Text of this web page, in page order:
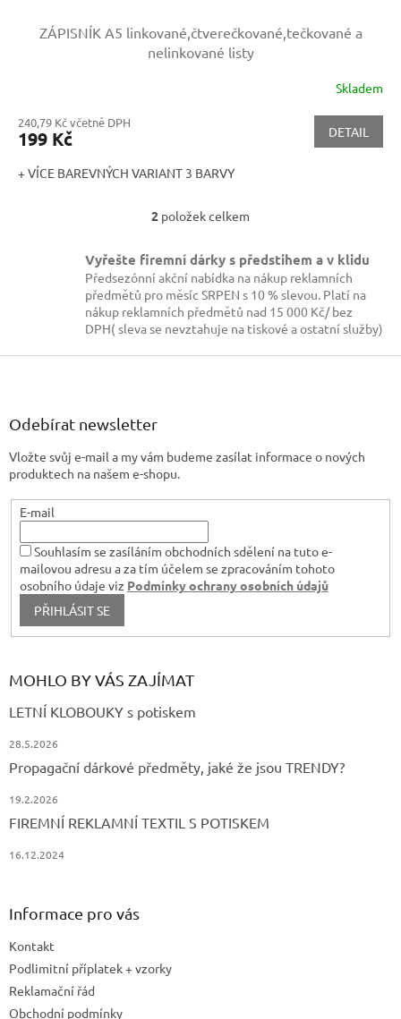
ZÁPISNÍK A5 linkované,čtverečkované,tečkované a
nelinkované listy
Skladem
240,79 Kč včetně DPH
199 Kč DETAIL
+ VÍCE BAREVNÝCH VARIANT 3 BARVY
O
l
á
d
a
c
p
ý
i
2 položek celkem
Vyřešte firemní dárky s předstihem a v klidu
Předsezónní akční nabídka na nákup reklamních
předmětů pro měsíc SRPEN s 10 % slevou. Platí na
nákup reklamních předmětů nad 15 000 Kč/ bez
DPH( sleva se nevztahuje na tiskové a ostatní služby)
Z
Odebírat newsletter
Vložte svůj e-mail a my vám budeme zasílat informace o nových
produktech na našem e-shopu.
E-mail
Souhlasím se zasíláním obchodních sdělení na tuto e-
mailovou adresu a za tím účelem se zpracováním tohoto
osobního údaje viz Podmínky ochrany osobních údajů
PŘIHLÁSIT SE
MOHLO BY VÁS ZAJÍMAT
LETNÍ KLOBOUKY s potiskem
28.5.2026
Propagační dárkové předměty, jaké že jsou TRENDY?
19.2.2026
FIREMNÍ REKLAMNÍ TEXTIL S POTISKEM
16.12.2024
Informace pro vás
Kontakt
Podlimitní příplatek + vzorky
Reklamační řád
Obchodní podmínky